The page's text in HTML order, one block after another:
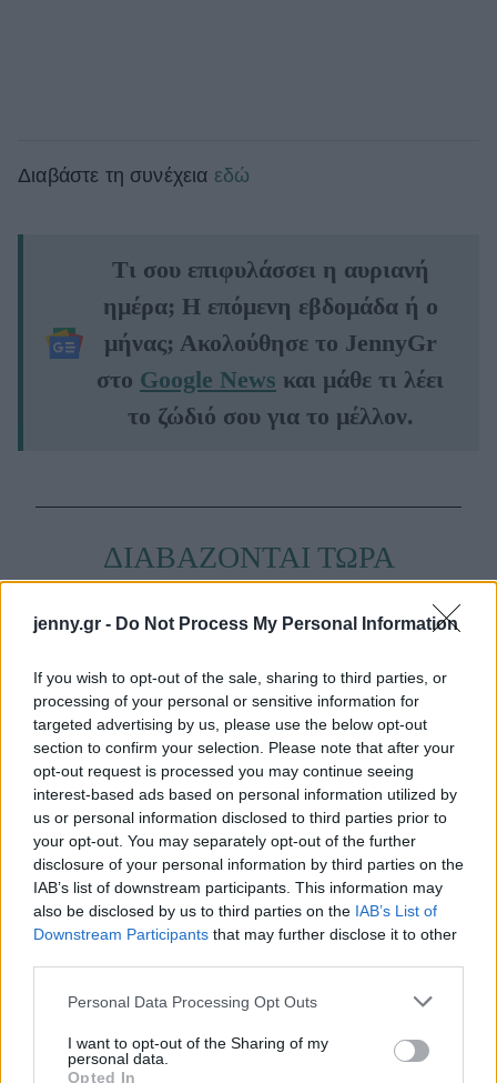
jenny.gr - Do Not Process My Personal Information
If you wish to opt-out of the sale, sharing to third parties, or
processing of your personal or sensitive information for
targeted advertising by us, please use the below opt-out
section to confirm your selection. Please note that after your
opt-out request is processed you may continue seeing
interest-based ads based on personal information utilized by
us or personal information disclosed to third parties prior to
your opt-out. You may separately opt-out of the further
disclosure of your personal information by third parties on the
IAB’s list of downstream participants. This information may
also be disclosed by us to third parties on the IAB’s List of
Downstream Participants that may further disclose it to other
Please note that this website/app uses one or more Google
not limited to your visit or usage behaviour. You may click to
grant or deny consent to Google and its third-party tags to
Personal Data Processing Opt Outs
I want to opt-out of the Sharing of my
personal data.
Opted In
Διαβάστε τη συνέχεια εδώ
Τι σου επιφυλάσσει η αυριανή
ημέρα; Η επόμενη εβδομάδα ή ο
μήνας; Ακολούθησε το JennyGr
στο Google News και μάθε τι λέει
το ζώδιό σου για το μέλλον.
ΔΙΑΒΑΖΟΝΤΑΙ ΤΩΡΑ
ευρώ και θα βάλει σε τάξη το ντουλάπι της
κουζίνας σου
3-3-3 rule: Ο κανόνας που θα αλλάξει τον τρόπο
που ντύνεσαι
Οι μαμάκηδες του ζωδιακού: Αυτά τα ζώδια είναι
συνήθως κολλημένα στη μαμά τους
ΓΙΩΡΓΟΣ ΣΟΦΙΑΝΗΣ